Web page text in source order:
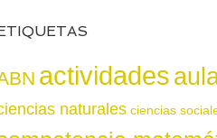
actividades
naturales ciencias